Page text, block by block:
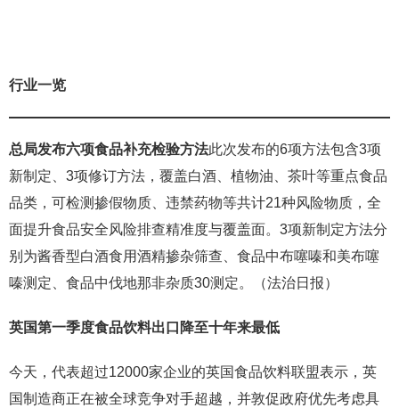
行业一览
总局发布六项食品补充检验方法此次发布的6项方法包含3项
新制定、3项修订方法，覆盖白酒、植物油、茶叶等重点食品
品类，可检测掺假物质、违禁药物等共计21种风险物质，全
面提升食品安全风险排查精准度与覆盖面。3项新制定方法分
别为酱香型白酒食用酒精掺杂筛查、食品中布噻嗪和美布噻
嗪测定、食品中伐地那非杂质30测定。（法治日报）
英国第一季度食品饮料出口降至十年来最低
今天，代表超过12000家企业的英国食品饮料联盟表示，英
国制造商正在被全球竞争对手超越，并敦促政府优先考虑具